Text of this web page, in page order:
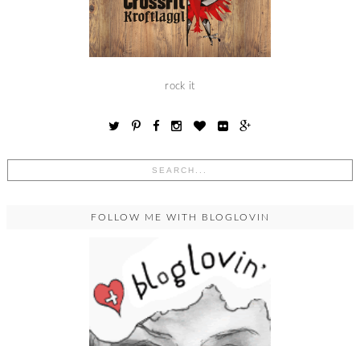
rock it
FOLLOW ME WITH BLOGLOVIN